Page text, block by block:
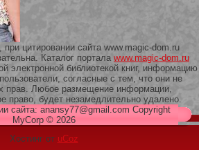
цитировании сайта www.magic-dom.ru
Каталог портала www.magic-dom.ru
электронной библиотекой книг, информацию
согласные с тем, что они не
прав. Любое размещение информации,
право, будет незамедлительно удалено.
сайта: anansy77@gmail.com Copyright
MyCorp © 2026
Хостинг от uCoz